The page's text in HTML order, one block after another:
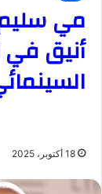
مي
أنيق في
18 أكتوبر، 2025